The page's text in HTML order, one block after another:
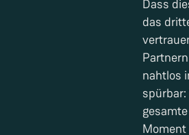
Dass
das
nahtlos